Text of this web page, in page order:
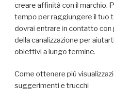
creare affinità con il marchio.
tempo per raggiungere il tuo
dovrai entrare in contatto con
della canalizzazione per
obiettivi a lungo termine.
Come ottenere più
suggerimenti e trucchi